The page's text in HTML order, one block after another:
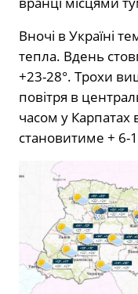
Вночі в Україні
тепла. Вдень
+23-28°. Трохи
повітря в
часом у Карпатах
становитиме + 6-